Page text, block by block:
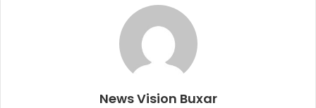
News Vision Buxar